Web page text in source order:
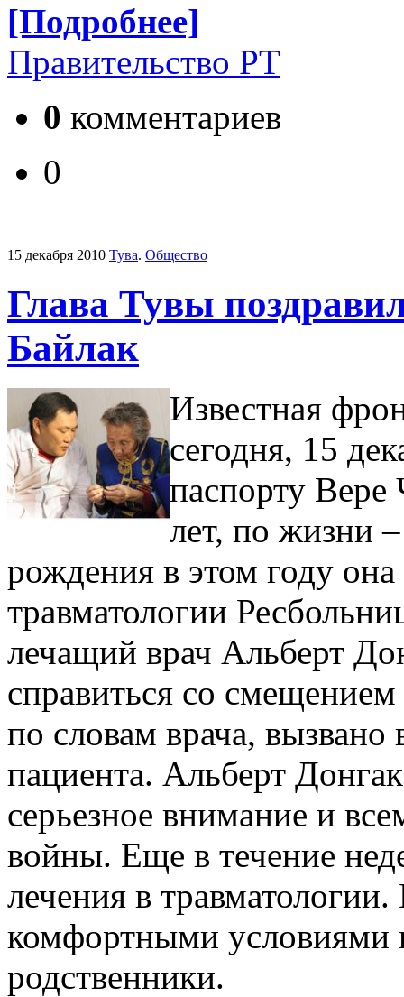
[Подробнее]
Правительство РТ
0 комментариев
0
15 декабря 2010 Тува. Общество
Глава Тувы
Байлак
Известная
сегодня, 15
паспорту Вере
лет, по жизни
рождения в этом году
травматологии
лечащий врач Альберт
справиться со
по словам врача,
пациента. Альберт
серьезное внимание и
войны. Еще в течение
лечения в
комфортными условиями
родственники.